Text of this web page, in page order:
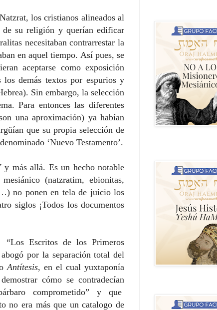
los cristianos alineados al
de su religión y querían edificar
necesitaban contrarrestar la
en aquel tiempo. Así pues, se
aceptarse como exposición
demás textos por espurios y
Sin embargo, la selección
Para entonces las diferentes
una aproximación) ya habían
que su propia selección de
‘Nuevo Testamento’.
más allá. Es un hecho notable
(natzratim, ebionitas,
no ponen en tela de juicio los
siglos ¡Todos los documentos
Escritos de los Primeros
por la separación total del
Antítesis, en el cual yuxtaponía
cómo se contradecían
comprometido” y que
no era más que un catalogo de